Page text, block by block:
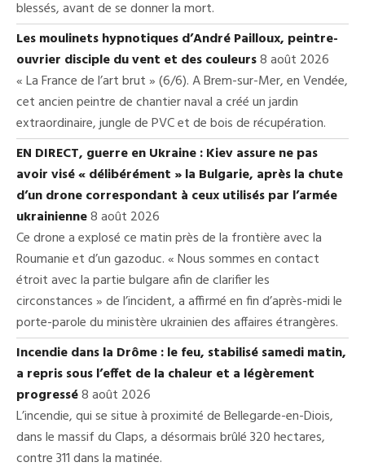
blessés, avant de se donner la mort.
Les moulinets hypnotiques d’André Pailloux, peintre-
ouvrier disciple du vent et des couleurs8 août 2026
« La France de l’art brut » (6/6). A Brem-sur-Mer, en Vendée,
cet ancien peintre de chantier naval a créé un jardin
extraordinaire, jungle de PVC et de bois de récupération.
EN DIRECT, guerre en Ukraine : Kiev assure ne pas
avoir visé « délibérément » la Bulgarie, après la chute
d’un drone correspondant à ceux utilisés par l’armée
ukrainienne8 août 2026
Ce drone a explosé ce matin près de la frontière avec la
Roumanie et d’un gazoduc. « Nous sommes en contact
étroit avec la partie bulgare afin de clarifier les
circonstances » de l’incident, a affirmé en fin d’après-midi le
porte-parole du ministère ukrainien des affaires étrangères.
Incendie dans la Drôme : le feu, stabilisé samedi matin,
a repris sous l’effet de la chaleur et a légèrement
progressé8 août 2026
L’incendie, qui se situe à proximité de Bellegarde-en-Diois,
dans le massif du Claps, a désormais brûlé 320 hectares,
contre 311 dans la matinée.